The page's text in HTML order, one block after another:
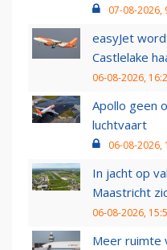
07-08-2026,
easyJet
Castlelake
06-08-2026,
Apollo geen
luchtvaart
06-08-2026,
In jacht op
Maastricht
06-08-2026,
Meer ruimte